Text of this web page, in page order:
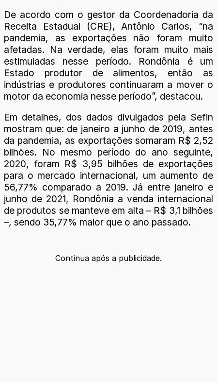
De acordo com o gestor da Coordenadoria da
Receita Estadual (CRE), Antônio Carlos, “na
pandemia, as exportações não foram muito
afetadas. Na verdade, elas foram muito mais
estimuladas nesse período. Rondônia é um
Estado produtor de alimentos, então as
indústrias e produtores continuaram a mover o
motor da economia nesse período”, destacou.
Em detalhes, dos dados divulgados pela Sefin
mostram que: de janeiro a junho de 2019, antes
da pandemia, as exportações somaram R$ 2,52
bilhões. No mesmo período do ano seguinte,
2020, foram R$ 3,95 bilhões de exportações
para o mercado internacional, um aumento de
56,77% comparado a 2019. Já entre janeiro e
junho de 2021, Rondônia a venda internacional
de produtos se manteve em alta – R$ 3,1 bilhões
–, sendo 35,77% maior que o ano passado.
Continua após a publicidade.